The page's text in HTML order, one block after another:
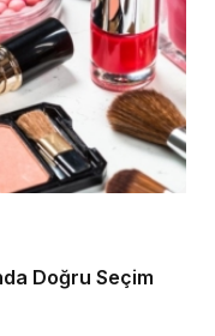
Doğru Seçim